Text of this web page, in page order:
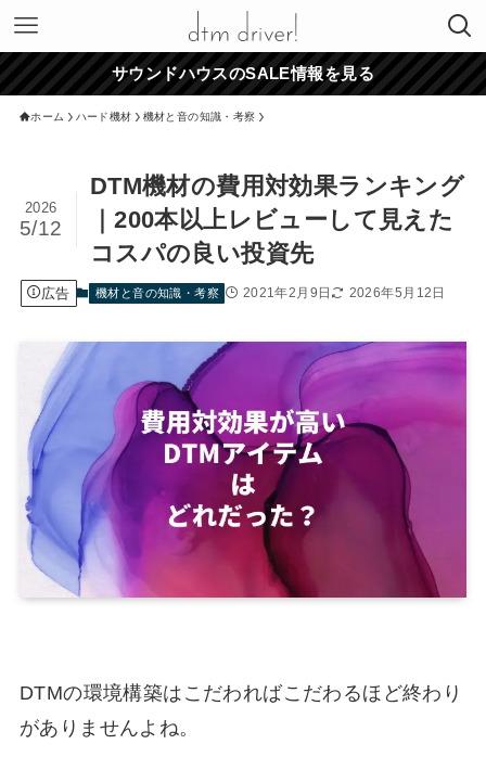
サウンドハウスのSALE情報を見る
ホーム ハード機材 機材と音の知識・考察
DTM機材の費用対効果ランキング
｜200本以上レビューして見えた
コスパの良い投資先
2026
5/12
広告 機材と音の知識・考察 2021年2月9日 2026年5月12日
DTMの環境構築はこだわればこだわるほど終わり
がありませんよね。